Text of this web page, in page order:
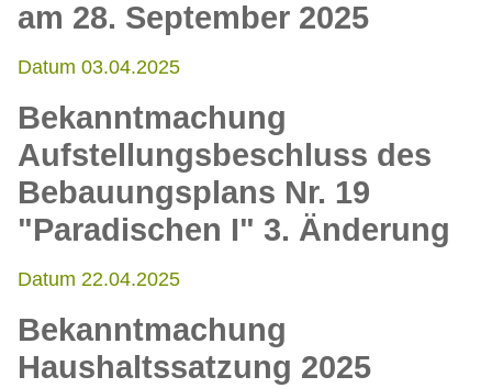
am 28. September 2025
Datum 03.04.2025
Bekanntmachung
Aufstellungsbeschluss des
Bebauungsplans Nr. 19
"Paradischen I" 3. Änderung
Datum 22.04.2025
Bekanntmachung
Haushaltssatzung 2025